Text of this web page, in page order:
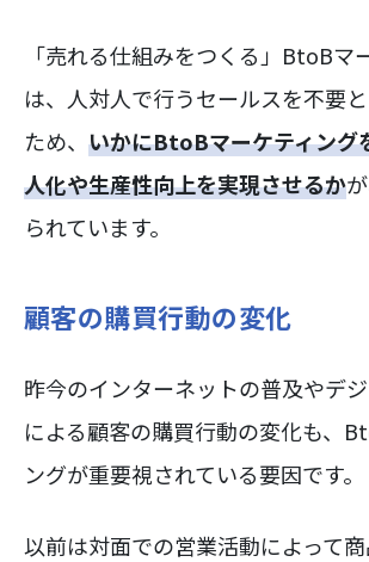
「売れる仕組みをつくる」BtoBマ
は、人対人で行うセールスを不要
ため、 いかにBtoBマーケティング
人化や生産性向上を実現させるか
られています。
顧客の購買行動の変化
昨今のインターネットの普及やデ
による顧客の購買行動の変化も、
ングが重要視されている要因です。
以前は対面での営業活動によって